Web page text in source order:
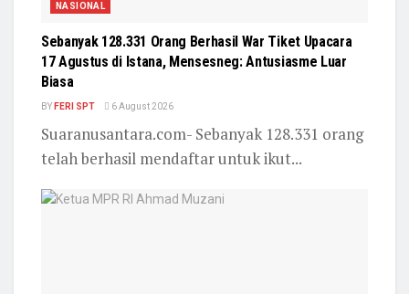
NASIONAL
Sebanyak 128.331 Orang Berhasil War Tiket Upacara
17 Agustus di Istana, Mensesneg: Antusiasme Luar
Biasa
BY FERI SPT 6 August 2026
Suaranusantara.com- Sebanyak 128.331 orang
telah berhasil mendaftar untuk ikut...